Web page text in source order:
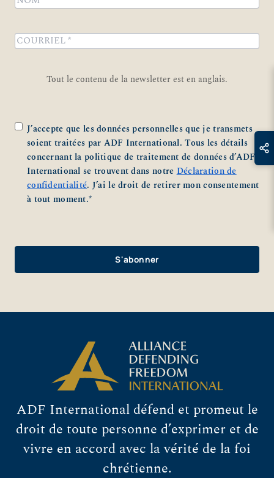
Tout le contenu de la newsletter est en anglais.
Zustimmung *
J’accepte que les données personnelles que je transmets
soient traitées par ADF International. Tous les détails
concernant la politique de traitement de données d’ADF
International se trouvent dans notreDéclaration de
confidentialité. J’ai le droit de retirer mon consentement
à tout moment.*
ADF International défend et promeut le
droit de toute personne d’exprimer et de
vivre en accord avec la vérité de la foi
chrétienne.